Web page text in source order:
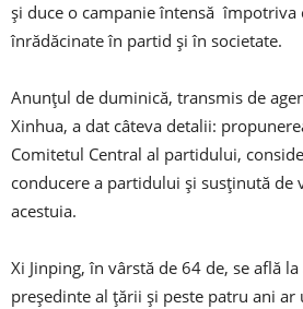
și duce o campanie întensă
înrădăcinate în partid și în societate.
Anunțul de duminică, transmis de
Xinhua, a dat câteva detalii:
Comitetul Central al partidului,
conducere a partidului și susținută de
acestuia.
Xi Jinping, în vârstă de 64 de, se află
președinte al țării și peste patru ani ar